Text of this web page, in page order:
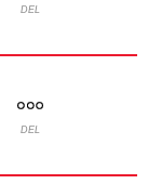
DEL
DEL